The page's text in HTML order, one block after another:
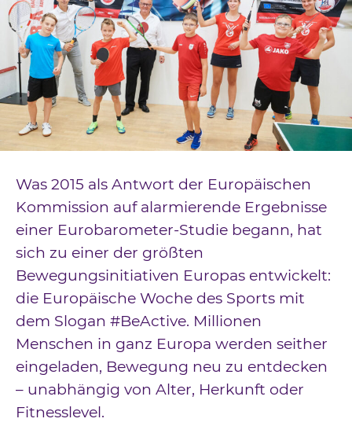
Verbände
Barrierefreiheit
Downloads
Kontakt
Datenschutz
Was 2015 als Antwort der Europäischen
Kommission auf alarmierende Ergebnisse
einer Eurobarometer-Studie begann, hat
sich zu einer der größten
Bewegungsinitiativen Europas entwickelt:
die Europäische Woche des Sports mit
dem Slogan #BeActive. Millionen
Menschen in ganz Europa werden seither
eingeladen, Bewegung neu zu entdecken
– unabhängig von Alter, Herkunft oder
Fitnesslevel.